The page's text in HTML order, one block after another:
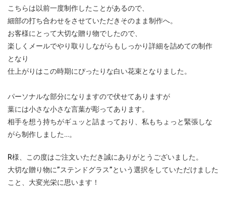
こちらは以前一度制作したことがあるので、
細部の打ち合わせをさせていただきそのまま制作へ。
お客様にとって大切な贈り物でしたので、
楽しくメールでやり取りしながらもしっかり詳細を詰めての制作
となり
仕上がりはこの時期にぴったりな白い花束となりました。
パーソナルな部分になりますので伏せてありますが
葉には小さな小さな言葉が彫ってあります。
相手を想う持ちがギュッと詰まっており、私もちょっと緊張しな
がら制作しました…。
R様、この度はご注文いただき誠にありがとうございました。
大切な贈り物に”ステンドグラス”という選択をしていただけました
こと、大変光栄に思います！